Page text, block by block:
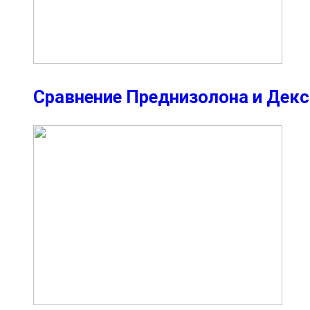
Сравнение Преднизолона и